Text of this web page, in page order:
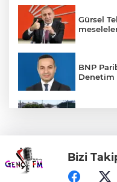
Gürsel
BNP
Denetim
İMES
ediyor!
konuşuldu
Bizi